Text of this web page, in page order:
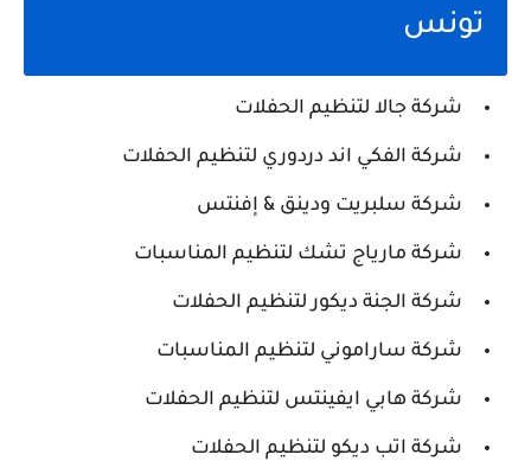
تونس
شركة جالا لتنظيم الحفلات
شركة الفكي اند دردوري لتنظيم الحفلات
شركة سلبريت ودينق & إفنتس
شركة مارياج تشك لتنظيم المناسبات
شركة الجنة ديكور لتنظيم الحفلات
شركة ساراموني لتنظيم المناسبات
شركة هابي ايفينتس لتنظيم الحفلات
شركة اتب ديكو لتنظيم الحفلات